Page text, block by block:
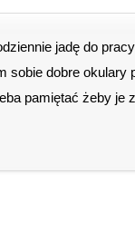
jadę do
sobie dobre okulary
pamiętać żeby je